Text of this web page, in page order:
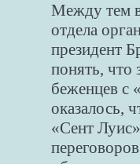
Между тем в
отдела
президент
понять, что
беженцев с
оказалось,
«Сент